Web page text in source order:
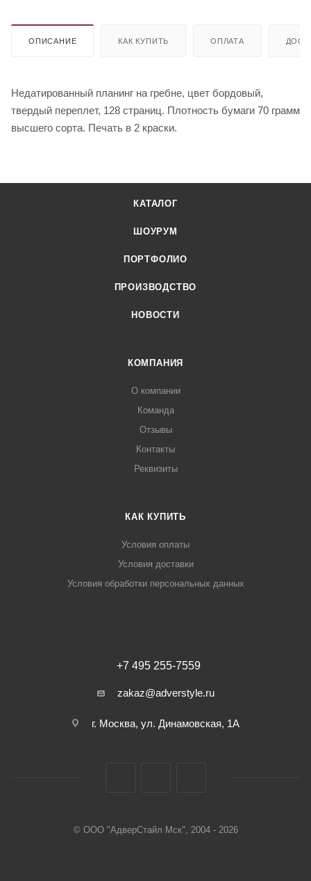
ОПИСАНИЕ КАК КУПИТЬ ОПЛАТА
Недатированный планинг на гребне, цвет бордовый,
твердый переплет, 128 страниц. Плотность бумаги 70 грамм
высшего сорта. Печать в 2 краски.
КАТАЛОГ
ШОУРУМ
ПОРТФОЛИО
ПРОИЗВОДСТВО
НОВОСТИ
КОМПАНИЯ
О компании
Команда
Отзывы
Контакты
Реквизиты
КАК КУПИТЬ
Условия оплаты
Условия доставки
Условия обработки персональных данных
+7 495 255-7559
zakaz@adverstyle.ru
г. Москва, ул. Динамовская, 1А
© ООО "АдверСтайл Мск", 2004 - 2026